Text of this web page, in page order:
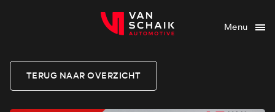
Menu
TERUG NAAR OVERZICHT